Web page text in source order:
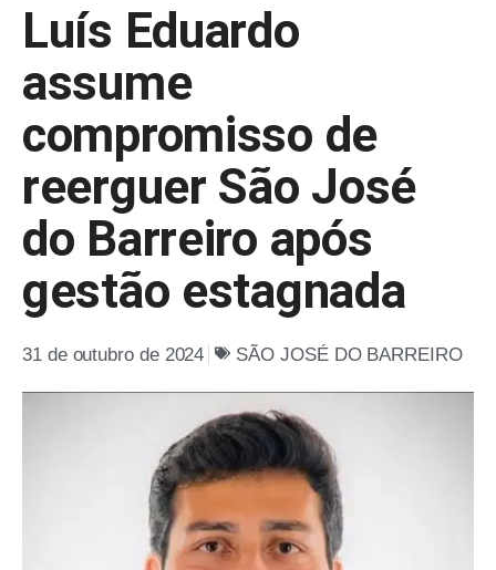
Luís Eduardo
assume
compromisso de
reerguer São José
do Barreiro após
gestão estagnada
31 de outubro de 2024 SÃO JOSÉ DO BARREIRO